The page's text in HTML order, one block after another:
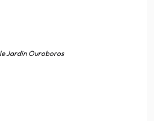
Jardin Ouroboros